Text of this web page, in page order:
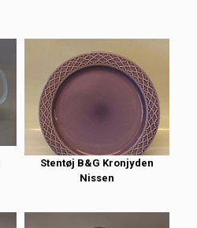
Stentøj B&G Kronjyden
Nissen